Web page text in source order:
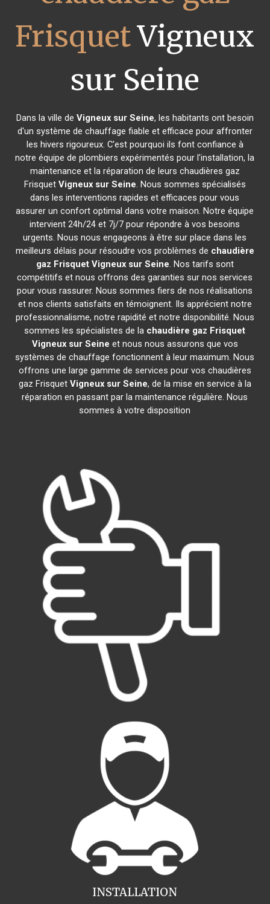
FrisquetVigneux
sur Seine
Dans la ville de Vigneux sur Seine, les habitants ont besoin
d'un système de chauffage fiable et efficace pour affronter
les hivers rigoureux. C'est pourquoi ils font confiance à
notre équipe de plombiers expérimentés pour l'installation, la
maintenance et la réparation de leurs chaudières gaz
Frisquet Vigneux sur Seine. Nous sommes spécialisés
dans les interventions rapides et efficaces pour vous
assurer un confort optimal dans votre maison. Notre équipe
intervient 24h/24 et 7j/7 pour répondre à vos besoins
urgents. Nous nous engageons à être sur place dans les
meilleurs délais pour résoudre vos problèmes de chaudière
gaz Frisquet Vigneux sur Seine. Nos tarifs sont
compétitifs et nous offrons des garanties sur nos services
pour vous rassurer. Nous sommes fiers de nos réalisations
et nos clients satisfaits en témoignent. Ils apprécient notre
professionnalisme, notre rapidité et notre disponibilité. Nous
sommes les spécialistes de la chaudière gaz Frisquet
Vigneux sur Seine et nous nous assurons que vos
systèmes de chauffage fonctionnent à leur maximum. Nous
offrons une large gamme de services pour vos chaudières
gaz Frisquet Vigneux sur Seine, de la mise en service à la
réparation en passant par la maintenance régulière. Nous
sommes à votre disposition
INSTALLATION